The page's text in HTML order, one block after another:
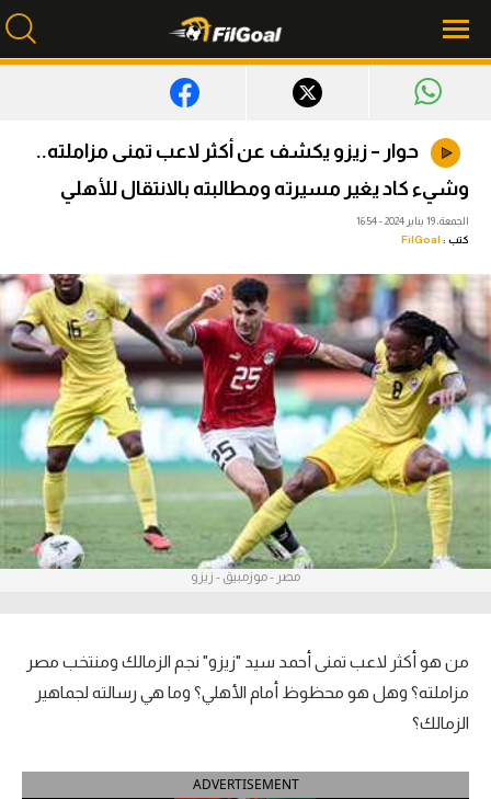
محتوى إخباري
أخبار
ميركاتو
فانتازي في الجول
مسابقة التوقعات
فيديوهات
عدسات
آراء حرة
ركن الألعاب
أمريكا 2026
الدوري المصري
الدوري الإنجليزي الممتاز
حوار – زيزو يكشف عن أكثر لاعب تمنى مزاملته..
وشيء كاد يغير مسيرته ومطالبته بالانتقال للأهلي
الجمعة، 19 يناير 2024 - 16:54
كتب : FilGoal
مصر - موزمبيق - زيزو
من هو أكثر لاعب تمنى أحمد سيد "زيزو" نجم الزمالك ومنتخب مصر
مزاملته؟ وهل هو محظوظ أمام الأهلي؟ وما هي رسالته لجماهير
الزمالك؟
ADVERTISEMENT